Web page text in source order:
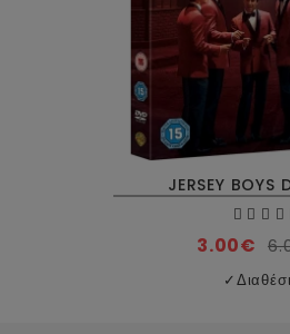
JERSEY BOYS
3.00€
✓